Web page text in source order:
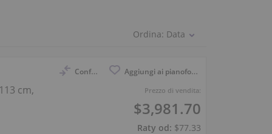
Ordina: Data
Confronto Aggiungi ai pianoforti osservati
Prezzo di vendita:
$3,981.70
Raty od: $77.33
cm,